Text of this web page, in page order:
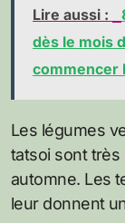
Lire aussi :
dès le mois
commencer
Les légumes
tatsoi sont
automne. Les
leur donnent